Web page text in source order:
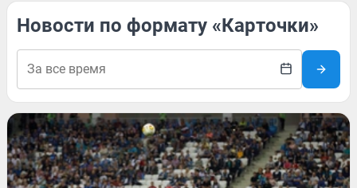
Новости по формату «Карточки»